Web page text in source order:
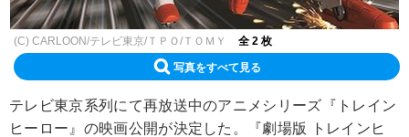
(C) CARLOON/テレビ東京/ＴＰＯ/ＴＯＭＹ 全 2 枚
写真をすべて見る
テレビ東京系列にて再放送中のアニメシリーズ『トレイン
ヒーロー』の映画公開が決定した。『劇場版 トレインヒ